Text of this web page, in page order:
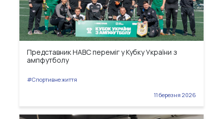
Представник НАВС переміг у Кубку України з
ампфутболу
#Спортивне життя
11 березня 2026